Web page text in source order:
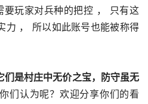
玩家对兵种的把控 ， 只有这
力 ， 所以如此账号也能被称得
们是村庄中无价之宝，防守虽无
们认为呢？欢迎分享你们的看